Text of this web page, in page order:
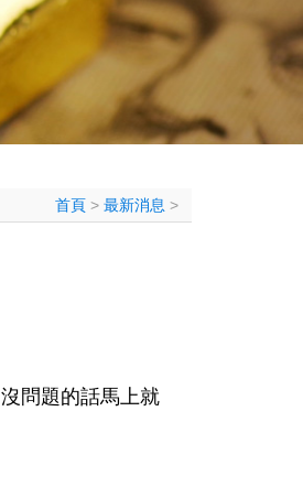
首頁 >最新消息 >
問題的話馬上就